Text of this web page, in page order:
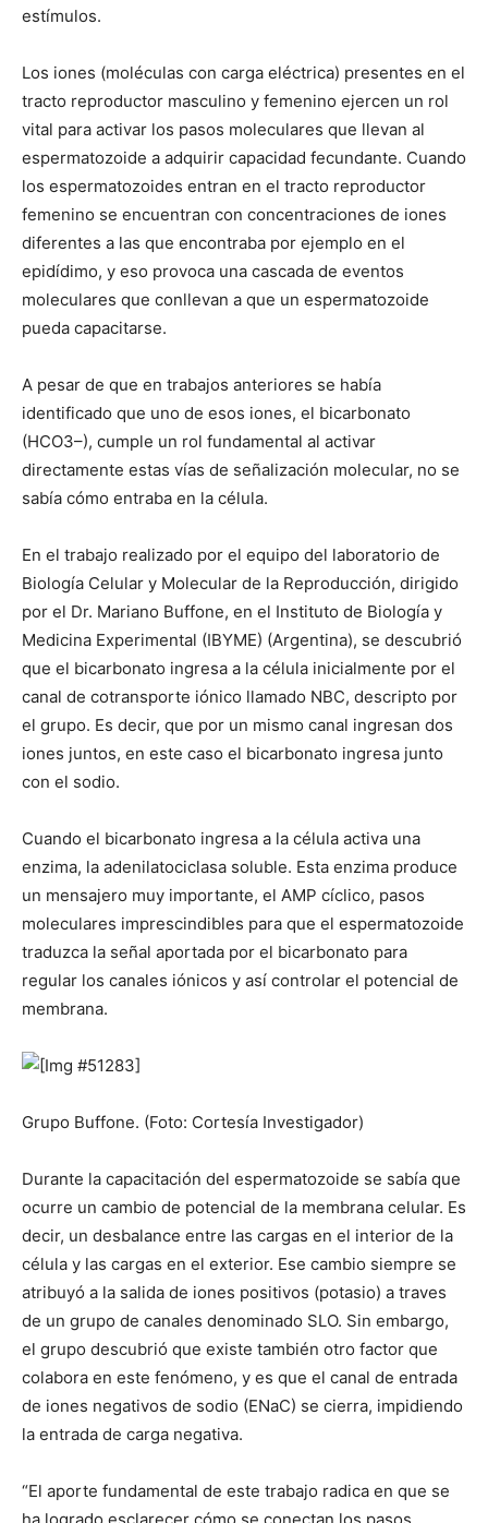
estímulos.
Los iones (moléculas con carga eléctrica) presentes en el
tracto reproductor masculino y femenino ejercen un rol
vital para activar los pasos moleculares que llevan al
espermatozoide a adquirir capacidad fecundante. Cuando
los espermatozoides entran en el tracto reproductor
femenino se encuentran con concentraciones de iones
diferentes a las que encontraba por ejemplo en el
epidídimo, y eso provoca una cascada de eventos
moleculares que conllevan a que un espermatozoide
pueda capacitarse.
A pesar de que en trabajos anteriores se había
identificado que uno de esos iones, el bicarbonato
(HCO3–), cumple un rol fundamental al activar
directamente estas vías de señalización molecular, no se
sabía cómo entraba en la célula.
En el trabajo realizado por el equipo del laboratorio de
Biología Celular y Molecular de la Reproducción, dirigido
por el Dr. Mariano Buffone, en el Instituto de Biología y
Medicina Experimental (IBYME) (Argentina), se descubrió
que el bicarbonato ingresa a la célula inicialmente por el
canal de cotransporte iónico llamado NBC, descripto por
el grupo. Es decir, que por un mismo canal ingresan dos
iones juntos, en este caso el bicarbonato ingresa junto
con el sodio.
Cuando el bicarbonato ingresa a la célula activa una
enzima, la adenilatociclasa soluble. Esta enzima produce
un mensajero muy importante, el AMP cíclico, pasos
moleculares imprescindibles para que el espermatozoide
traduzca la señal aportada por el bicarbonato para
regular los canales iónicos y así controlar el potencial de
membrana.
Grupo Buffone. (Foto: Cortesía Investigador)
Durante la capacitación del espermatozoide se sabía que
ocurre un cambio de potencial de la membrana celular. Es
decir, un desbalance entre las cargas en el interior de la
célula y las cargas en el exterior. Ese cambio siempre se
atribuyó a la salida de iones positivos (potasio) a traves
de un grupo de canales denominado SLO. Sin embargo,
el grupo descubrió que existe también otro factor que
colabora en este fenómeno, y es que el canal de entrada
de iones negativos de sodio (ENaC) se cierra, impidiendo
la entrada de carga negativa.
“El aporte fundamental de este trabajo radica en que se